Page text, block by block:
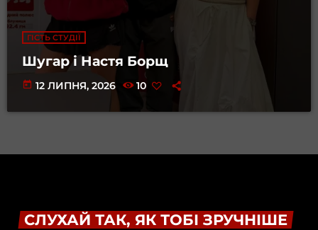
ГІСТЬ СТУДІЇ
Шугар і Настя Борщ
today 12 ЛИПНЯ, 2026 10
СЛУХАЙ ТАК, ЯК ТОБІ ЗРУЧНІШЕ